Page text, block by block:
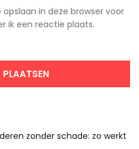
in deze browser voor
ik een reactie plaats.
zonder schade: zo werkt